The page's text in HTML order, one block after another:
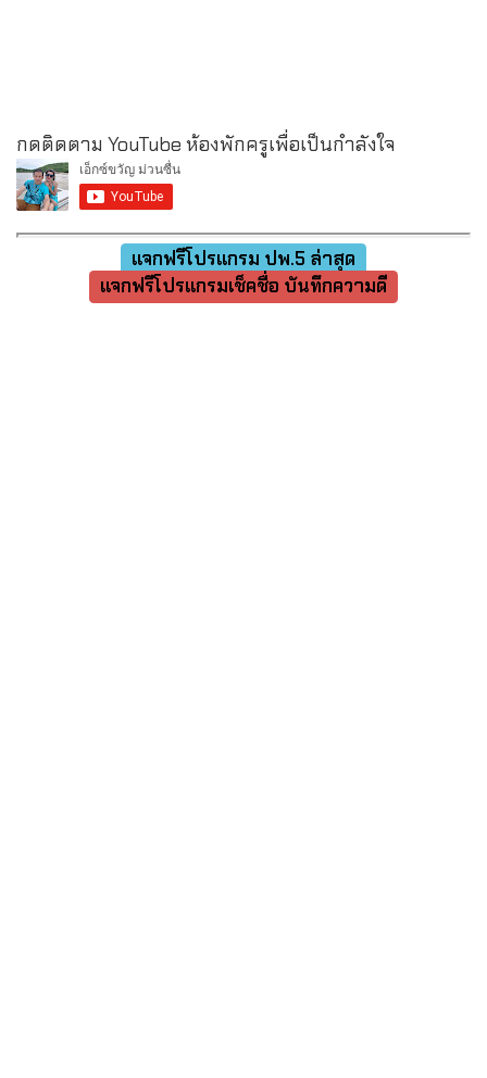
กดติดตาม YouTube ห้องพักครูเพื่อเป็นกำลังใจ
แจกฟรีโปรแกรม ปพ.5 ล่าสุด
แจกฟรีโปรแกรมเช็คชื่อ บันทึกความดี